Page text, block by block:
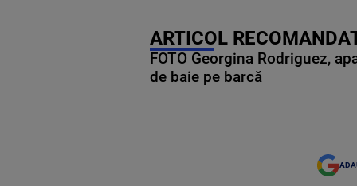
ARTICOL
FOTO Georgina Rodriguez,
de baie pe barcă